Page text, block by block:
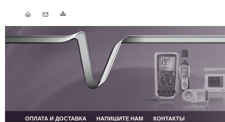
ОПЛАТА И ДОСТАВКА НАПИШИТЕ НАМ КОНТАКТЫ